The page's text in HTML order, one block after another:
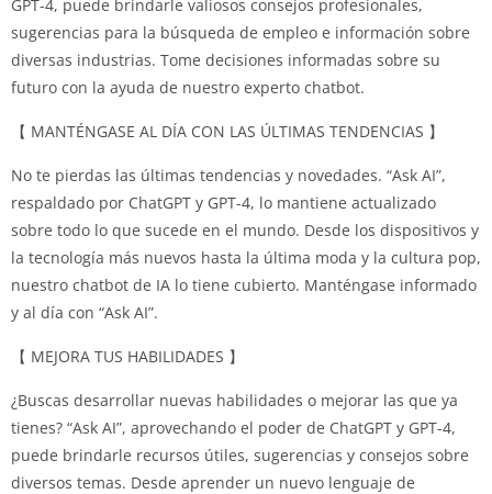
GPT-4, puede brindarle valiosos consejos profesionales,
sugerencias para la búsqueda de empleo e información sobre
diversas industrias. Tome decisiones informadas sobre su
futuro con la ayuda de nuestro experto chatbot.
【 MANTÉNGASE AL DÍA CON LAS ÚLTIMAS TENDENCIAS 】
No te pierdas las últimas tendencias y novedades. “Ask AI”,
respaldado por ChatGPT y GPT-4, lo mantiene actualizado
sobre todo lo que sucede en el mundo. Desde los dispositivos y
la tecnología más nuevos hasta la última moda y la cultura pop,
nuestro chatbot de IA lo tiene cubierto. Manténgase informado
y al día con “Ask AI”.
【 MEJORA TUS HABILIDADES 】
¿Buscas desarrollar nuevas habilidades o mejorar las que ya
tienes? “Ask AI”, aprovechando el poder de ChatGPT y GPT-4,
puede brindarle recursos útiles, sugerencias y consejos sobre
diversos temas. Desde aprender un nuevo lenguaje de